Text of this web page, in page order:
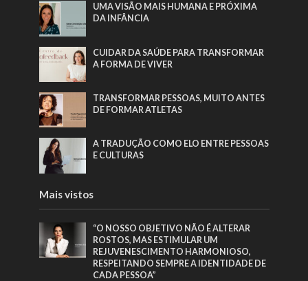
UMA VISÃO MAIS HUMANA E PRÓXIMA
DA INFÂNCIA
CUIDAR DA SAÚDE PARA TRANSFORMAR
A FORMA DE VIVER
TRANSFORMAR PESSOAS, MUITO ANTES
DE FORMAR ATLETAS
A TRADUÇÃO COMO ELO ENTRE PESSOAS
E CULTURAS
Mais vistos
“O NOSSO OBJETIVO NÃO É ALTERAR
ROSTOS, MAS ESTIMULAR UM
REJUVENESCIMENTO HARMONIOSO,
RESPEITANDO SEMPRE A IDENTIDADE DE
CADA PESSOA”